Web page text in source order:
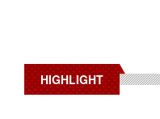
HIGHLIGHT